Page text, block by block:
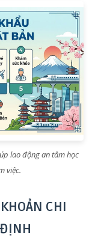
lao động an tâm học
việc.
CHI